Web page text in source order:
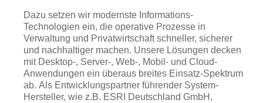
Dazu setzen wir modernste Informations-
Technologien ein, die operative Prozesse in
Verwaltung und Privatwirtschaft schneller, sicherer
und nachhaltiger machen. Unsere Lösungen decken
mit Desktop-, Server-, Web-, Mobil- und Cloud-
Anwendungen ein überaus breites Einsatz-Spektrum
ab. Als Entwicklungspartner führender System-
Hersteller, wie z.B. ESRI Deutschland GmbH,